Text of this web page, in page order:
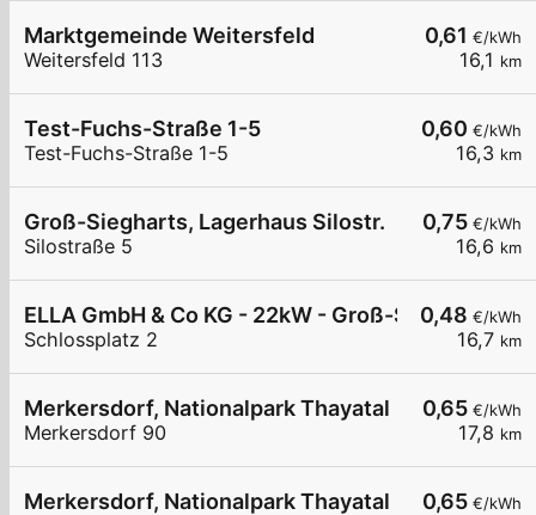
0,61 €/kWh
16,1 km
Marktgemeinde Weitersfeld
Weitersfeld 113
0,60 €/kWh
16,3 km
Test-Fuchs-Straße 1-5
Test-Fuchs-Straße 1-5
0,75 €/kWh
16,6 km
Groß-Siegharts, Lagerhaus Silostr.
Silostraße 5
0,48 €/kWh
16,7 km
ELLA GmbH & Co KG - 22kW - Groß-Siegharts -
Schlossplatz 2
0,65 €/kWh
17,8 km
Merkersdorf, Nationalpark Thayatal
Merkersdorf 90
0,65 €/kWh
Merkersdorf, Nationalpark Thayatal